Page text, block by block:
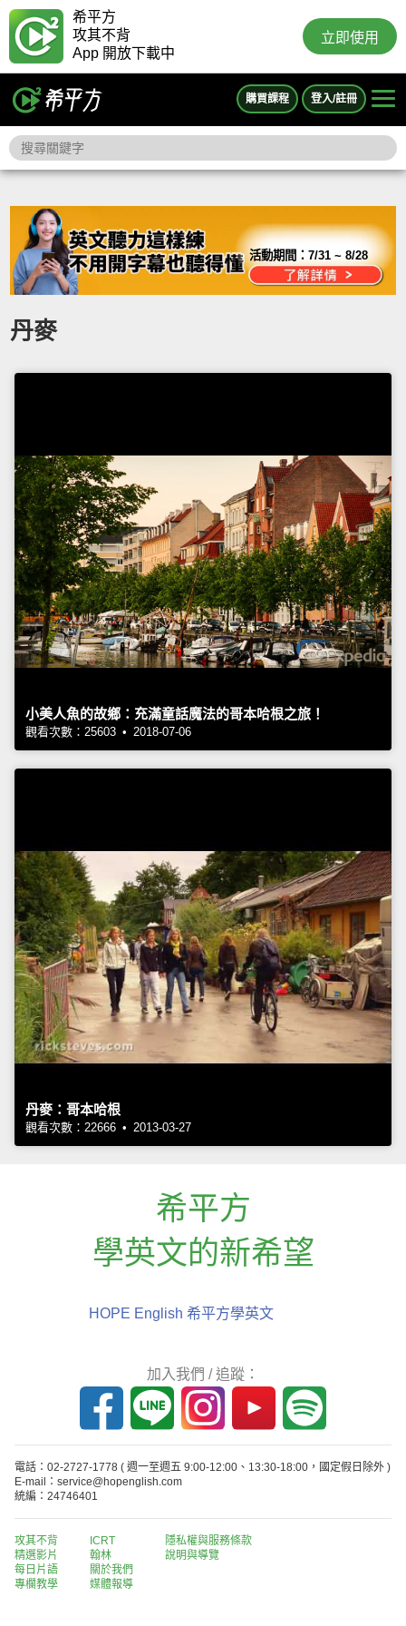
希平方
攻其不背
App 開放下載中
立即使用
購買課程 登入/註冊
活動期間：7/31 ~ 8/28
丹麥
小美人魚的故鄉：充滿童話魔法的哥本哈根之旅！
觀看次數：25603 • 2018-07-06
丹麥：哥本哈根
觀看次數：22666 • 2013-03-27
希平方
學英文的新希望
HOPE English 希平方學英文
加入我們 / 追蹤：
電話：02-2727-1778 ( 週一至週五 9:00-12:00、13:30-18:00，國定假日除外 )
E-mail：service@hopenglish.com
統編：24746401
攻其不背
精選影片
每日片語
專欄教學
ICRT
翰林
關於我們
媒體報導
隱私權與服務條款
說明與導覽